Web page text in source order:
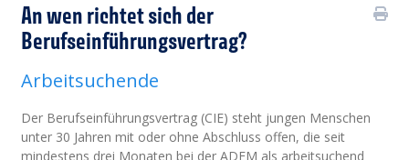
An wen richtet sich der
Berufseinführungsvertrag?
Arbeitsuchende
Der Berufseinführungsvertrag (CIE) steht jungen Menschen
unter 30 Jahren mit oder ohne Abschluss offen, die seit
mindestens drei Monaten bei der ADEM als arbeitsuchend